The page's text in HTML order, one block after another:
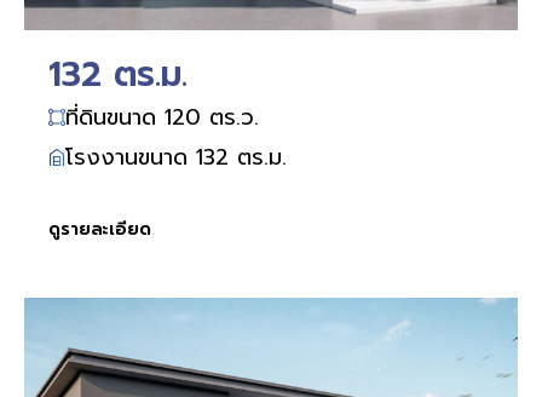
132 ตร.ม.
ที่ดินขนาด 120 ตร.ว.
โรงงานขนาด 132 ตร.ม.
ดูรายละเอียด